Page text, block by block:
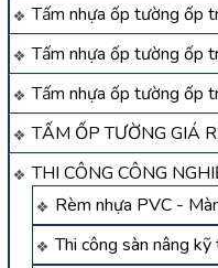
Tấm nhựa ốp tường ốp
Tấm nhựa ốp tường ốp
Tấm nhựa ốp tường ốp
TẤM ỐP TƯỜNG GIÁ
THI CÔNG CÔNG
Rèm nhựa PVC -
Thi công sàn nâng